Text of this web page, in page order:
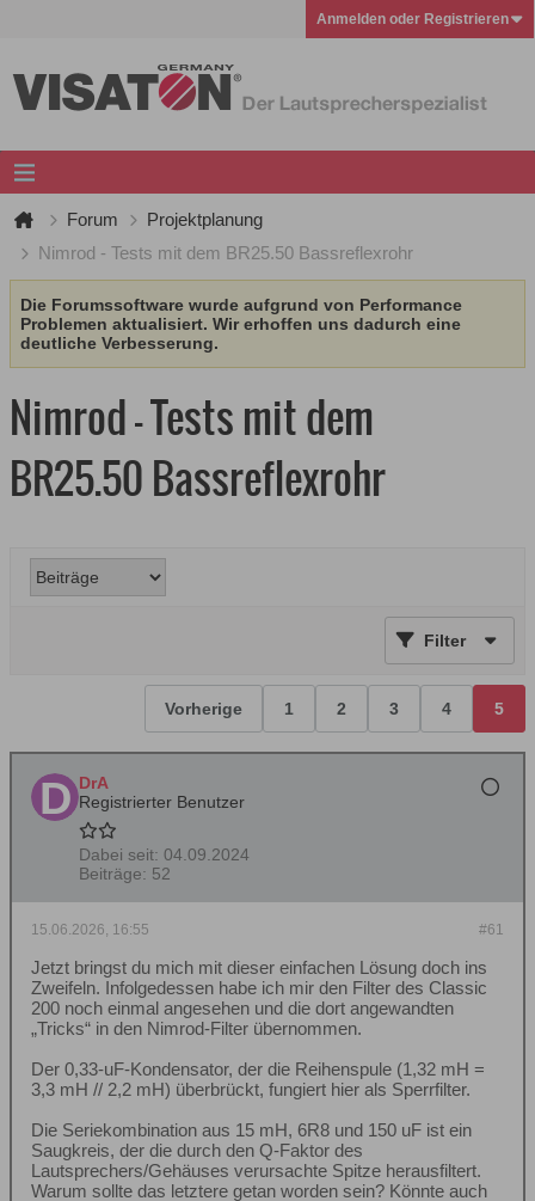
Anmelden oder Registrieren
Forum
Projektplanung
Nimrod - Tests mit dem BR25.50 Bassreflexrohr
Die Forumssoftware wurde aufgrund von Performance
Problemen aktualisiert. Wir erhoffen uns dadurch eine
deutliche Verbesserung.
Nimrod - Tests mit dem
BR25.50 Bassreflexrohr
Filter
Vorherige 1 2 3 4 5
DrA
Registrierter Benutzer
Dabei seit: 04.09.2024
Beiträge: 52
#61
15.06.2026, 16:55
Jetzt bringst du mich mit dieser einfachen Lösung doch ins
Zweifeln. Infolgedessen habe ich mir den Filter des Classic
200 noch einmal angesehen und die dort angewandten
„Tricks“ in den Nimrod-Filter übernommen.
Der 0,33-uF-Kondensator, der die Reihenspule (1,32 mH =
3,3 mH // 2,2 mH) überbrückt, fungiert hier als Sperrfilter.
Die Seriekombination aus 15 mH, 6R8 und 150 uF ist ein
Saugkreis, der die durch den Q-Faktor des
Lautsprechers/Gehäuses verursachte Spitze herausfiltert.
Warum sollte das letztere getan worden sein? Könnte auch